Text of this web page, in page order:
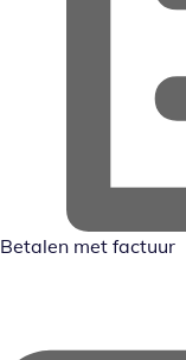
Betalen met factuur